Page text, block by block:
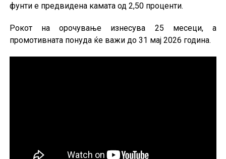
фунти е предвидена камата од 2,50 проценти.
Рокот на орочување изнесува 25 месеци, а
промотивната понуда ќе важи до 31 мај 2026 година.